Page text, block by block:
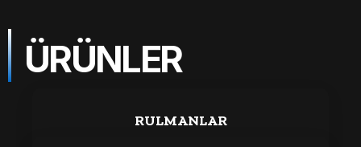
ÜRÜNLER
RULMANLAR